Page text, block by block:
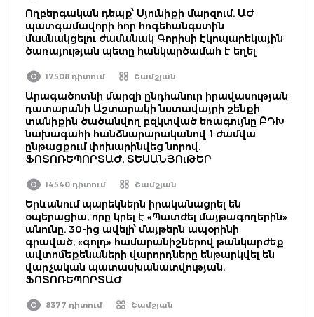
Ողբերգական դեպք՝ Սյունիքի մարզում. ԱԺ
պատգամավորի հոր հոգեհանգստին
մասնակցելու ժամանակ Գորիսի էկոպարեկային
ծառայության պետը հանկարծամահ է եղել
17508 դիտում Շամշյան
Արագածոտնի մարզի ընդհանուր իրավասության
դատարանի Աշտարակի նստավայրի շենքի
տանիքին ծածանվող բզկտված եռագույնը ԲԴԽ
նախագահի հանձնարարականով 1 ժամվա
ընթացքում փոխարինվեց նորով.
ՖՈՏՈՌԵՊՈՐՏԱԺ, ՏԵՍԱՆՅՈւԹԵՐ
14540 դիտում Շամշյան
Երևանում պարեկներն իրականացրել են
օպերացիա, որը կրել է «Պատժել մայթագողերին»
անունը. 30-ից ավելի՝ մայթերն ապօրինի
գրաված, «գոլդ» համարանիշներով թանկարժեք
ավտոմեքենաների վարորդները ենթարկվել են
վարչական պատասխանատվության.
ՖՈՏՈՌԵՊՈՐՏԱԺ
8377 դիտում Շամշյան